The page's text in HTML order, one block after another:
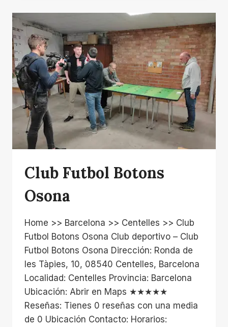
Club Futbol Botons
Osona
Home >> Barcelona >> Centelles >> Club
Futbol Botons Osona Club deportivo – Club
Futbol Botons Osona Dirección: Ronda de
les Tàpies, 10, 08540 Centelles, Barcelona
Localidad: Centelles Provincia: Barcelona
Ubicación: Abrir en Maps ★★★★★
Reseñas: Tienes 0 reseñas con una media
de 0 Ubicación Contacto: Horarios: